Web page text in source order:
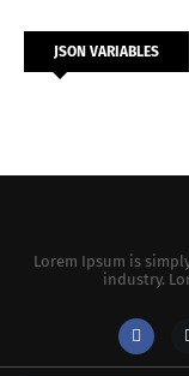
JSON VARIABLES
Lorem Ipsum is
industry.